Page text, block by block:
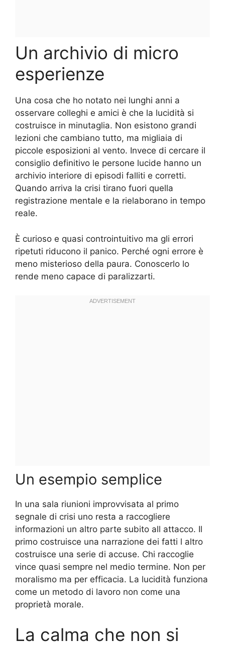
Un archivio di micro
esperienze
Una cosa che ho notato nei lunghi anni a
osservare colleghi e amici è che la lucidità si
costruisce in minutaglia. Non esistono grandi
lezioni che cambiano tutto, ma migliaia di
piccole esposizioni al vento. Invece di cercare il
consiglio definitivo le persone lucide hanno un
archivio interiore di episodi falliti e corretti.
Quando arriva la crisi tirano fuori quella
registrazione mentale e la rielaborano in tempo
reale.
È curioso e quasi controintuitivo ma gli errori
ripetuti riducono il panico. Perché ogni errore è
meno misterioso della paura. Conoscerlo lo
rende meno capace di paralizzarti.
Un esempio semplice
In una sala riunioni improvvisata al primo
segnale di crisi uno resta a raccogliere
informazioni un altro parte subito all attacco. Il
primo costruisce una narrazione dei fatti l altro
costruisce una serie di accuse. Chi raccoglie
vince quasi sempre nel medio termine. Non per
moralismo ma per efficacia. La lucidità funziona
come un metodo di lavoro non come una
proprietà morale.
La calma che non si